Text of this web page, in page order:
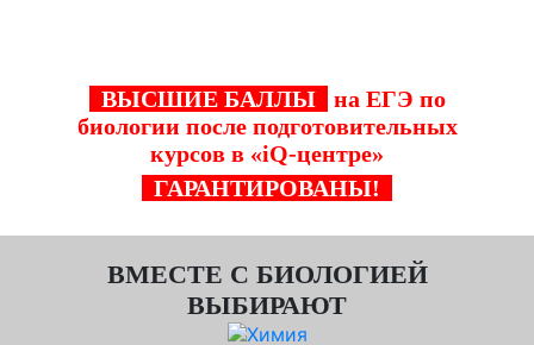
ВЫСШИЕ БАЛЛЫ
на ЕГЭ по
биологии после подготовительных
курсов в «iQ-центре»
ГАРАНТИРОВАНЫ!
ВМЕСТЕ С БИОЛОГИЕЙ
ВЫБИРАЮТ